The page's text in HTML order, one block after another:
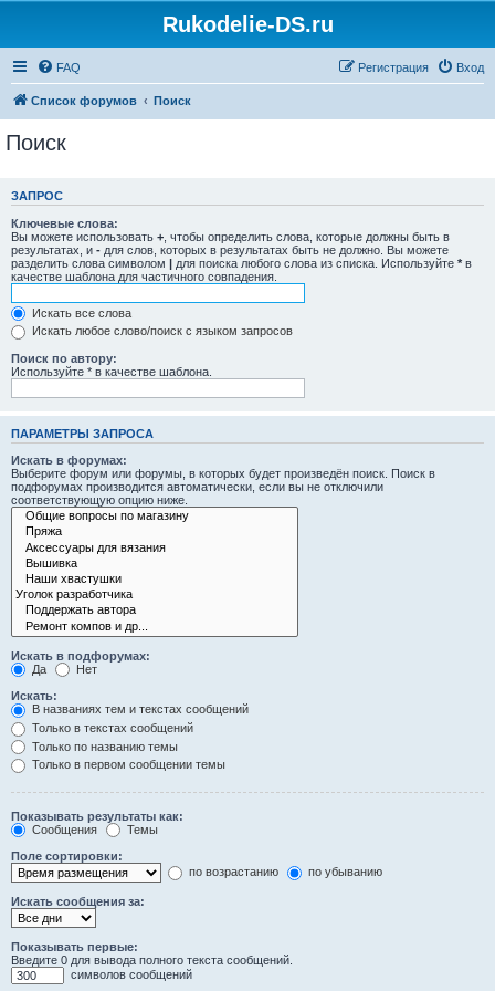
Rukodelie-DS.ru
FAQ Вход
Регистрация
Список форумов Поиск
Поиск
ЗАПРОС
Ключевые слова:
Вы можете использовать + , чтобы определить слова, которые должны быть в
результатах, и - для слов, которых в результатах быть не должно. Вы можете
разделить слова символом | для поиска любого слова из списка. Используйте * в
качестве шаблона для частичного совпадения.
Искать все слова
Искать любое слово/поиск с языком запросов
Поиск по автору:
Используйте * в качестве шаблона.
ПАРАМЕТРЫ ЗАПРОСА
Искать в форумах:
Выберите форум или форумы, в которых будет произведён поиск. Поиск в
подфорумах производится автоматически, если вы не отключили
соответствующую опцию ниже.
Искать в подфорумах:
Да
Нет
Искать:
В названиях тем и текстах сообщений
Только в текстах сообщений
Только по названию темы
Только в первом сообщении темы
Показывать результаты как:
Сообщения
Темы
Поле сортировки:
по возрастанию
по убыванию
Искать сообщения за:
Показывать первые:
Введите 0 для вывода полного текста сообщений.
символов сообщений